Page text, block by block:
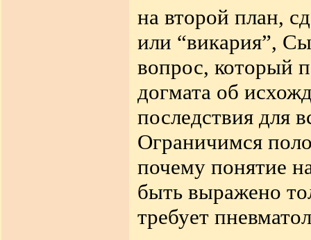
на второй план,
или “викария”,
вопрос, который
догмата об
последствия для
Ограничимся
почему понятие
быть выражено
требует